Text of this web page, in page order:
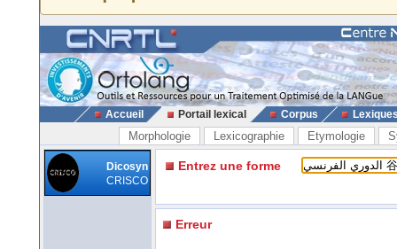
Accueil Portail lexical Corpus
Morphologie Lexicographie Etymologie
Dicosyn
CRISCO
Entrez une forme
Erreur